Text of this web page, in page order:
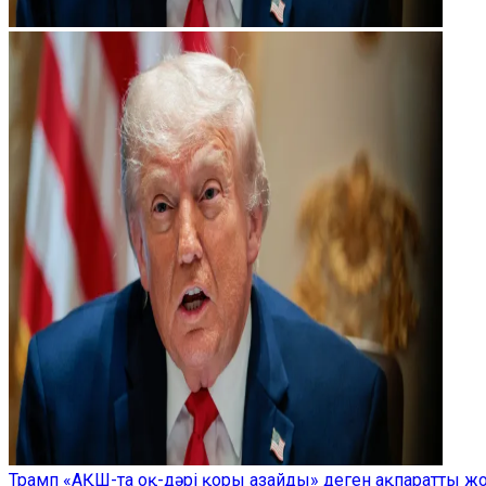
Трамп «АҚШ-та оқ-дәрі қоры азайды» деген ақпаратты